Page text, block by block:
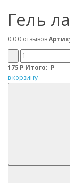
Гель
0.0 0 отзывов
–
175 Р Итого: Р
в корзину